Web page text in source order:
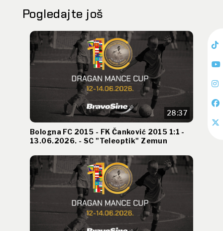
Pogledajte još
28:37
Bologna FC 2015 - FK Čanković 2015 1:1 -
13.06.2026. - SC "Teleoptik" Zemun